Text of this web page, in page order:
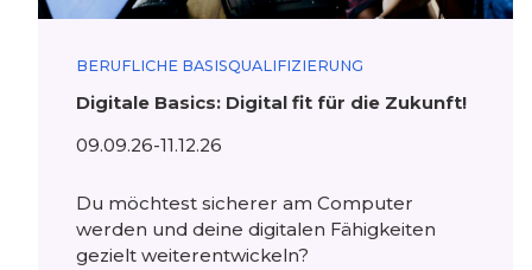
BERUFLICHE BASISQUALIFIZIERUNG
Digitale Basics: Digital fit für die Zukunft!
09.09.26-11.12.26
Du möchtest sicherer am Computer
werden und deine digitalen Fähigkeiten
gezielt weiterentwickeln?